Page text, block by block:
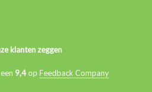
klanten zeggen
9,4op Feedback Company